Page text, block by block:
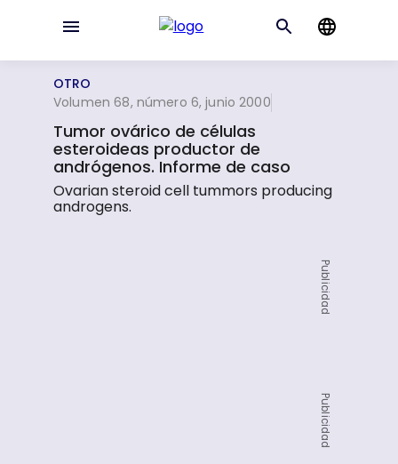
OTRO
Volumen 68, número 6, junio 2000
Tumor ovárico de células
esteroideas productor de
andrógenos. Informe de caso
Ovarian steroid cell tummors producing
androgens.
Publicidad
Publicidad